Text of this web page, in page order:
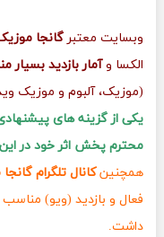
وبسایت معتبر گانجا
الکسا وآمار بازدید بسیار
(موزیک، آلبوم و موزیک
یکی از گزینه های
محترم پخش اثر خود در
همچنینکانال تلگرام
فعال و بازدید (ویو)
داشت.